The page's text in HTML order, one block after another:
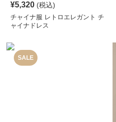
¥5,320 (税込)
チャイナ服 レトロエレガント チ
ャイナドレス
SALE